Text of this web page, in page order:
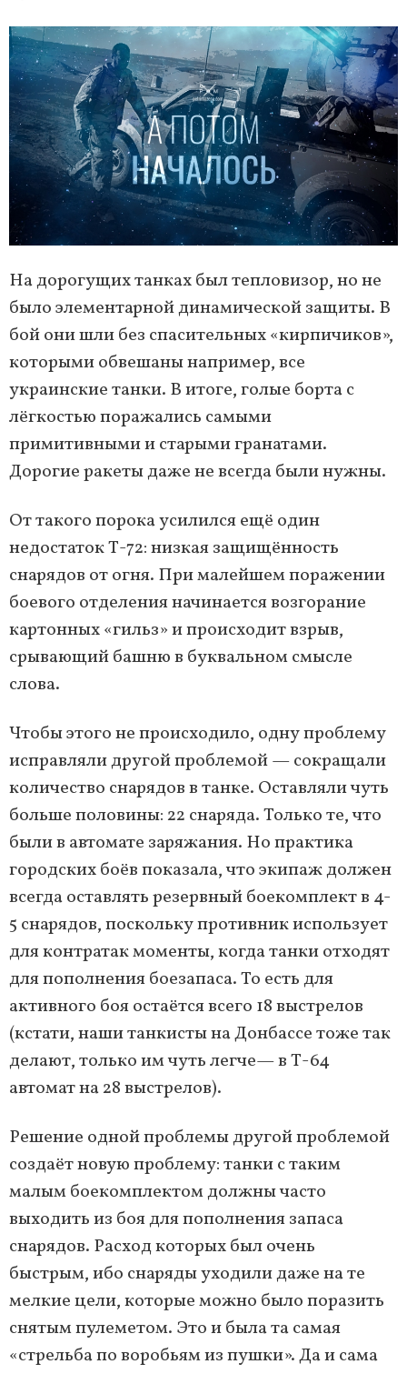
На дорогущих танках был тепловизор, но не
было элементарной динамической защиты. В
бой они шли без спасительных «кирпичиков»,
которыми обвешаны например, все
украинские танки. В итоге, голые борта с
лёгкостью поражались самыми
примитивными и старыми гранатами.
Дорогие ракеты даже не всегда были нужны.
От такого порока усилился ещё один
недостаток Т-72: низкая защищённость
снарядов от огня. При малейшем поражении
боевого отделения начинается возгорание
картонных «гильз» и происходит взрыв,
срывающий башню в буквальном смысле
слова.
Чтобы этого не происходило, одну проблему
исправляли другой проблемой — сокращали
количество снарядов в танке. Оставляли чуть
больше половины: 22 снаряда. Только те, что
были в автомате заряжания. Но практика
городских боёв показала, что экипаж должен
всегда оставлять резервный боекомплект в 4-
5 снарядов, поскольку противник использует
для контратак моменты, когда танки отходят
для пополнения боезапаса. То есть для
активного боя остаётся всего 18 выстрелов
(кстати, наши танкисты на Донбассе тоже так
делают, только им чуть легче— в Т-64
автомат на 28 выстрелов).
Решение одной проблемы другой проблемой
создаёт новую проблему: танки с таким
малым боекомплектом должны часто
выходить из боя для пополнения запаса
снарядов. Расход которых был очень
быстрым, ибо снаряды уходили даже на те
мелкие цели, которые можно было поразить
снятым пулеметом. Это и была та самая
«стрельба по воробьям из пушки». Да и сама